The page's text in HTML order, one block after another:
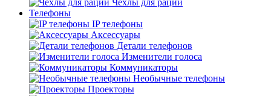
Чехлы для раций
Телефоны
IP телефоны
Аксессуары
Детали телефонов
Изменители голоса
Коммуникаторы
Необычные телефоны
Проекторы